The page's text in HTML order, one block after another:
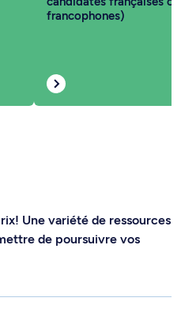
francophones)
Une variété de ressources
de poursuivre vos